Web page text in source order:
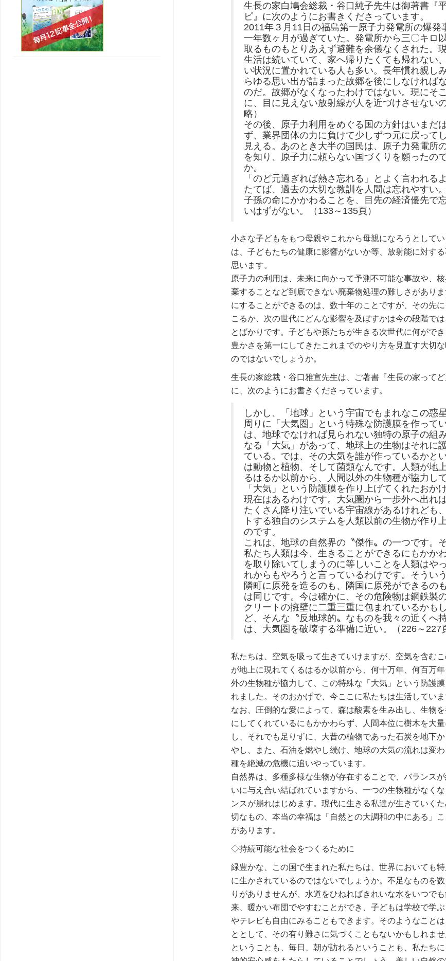
生長の家白鳩会総裁・谷口純子先生は御著書『
ピ』に次のようにお書きくださっています。
2011年３月11日の福島第一原子力発電所の爆発
一年数ヶ月が過ぎていた。発電所から三〇キロ
取るものもとりあえず避難を余儀なくされた。
生活は続いていて、家へ帰りたくても帰れない
い状況に置かれている人も多い。長年慣れ親し
らゆる思い出が詰まった故郷を後にしなければ
のだ。故郷がなくなったわけではない。現にそ
に、目に見えない放射線が人を近づけさせない
略）
その後、原子力利用をめぐる国の方針はいまだ
ず、業界団体の力に負けて少しずつ元に戻って
見える。あのとき大半の国民は、原子力発電所
を知り、原子力に頼らない国づくりを願ったの
か。
「のど元過ぎれば熱さ忘れる」とよく言われる
たてば、過去の大切な教訓を人間は忘れやすい
子孫の命にかかわることを、目先の経済優先で
いはずがない。（133～135頁）
小さな子どもをもつ母親やこれから母親になろうとして
は、子どもたちの健康に影響がないか等、放射能に対す
思います。
原子力の利用は、未来に向かって予測不可能な事故や、
棄することなど到底できない廃棄物処理の難しさがあり
にすることができるのは、数十年のことですが、その先
こるか、次の世代にどんな影響を及ぼすかは今の段階で
とばかりです。子どもや孫たちが生きる次世代に何がで
豊かさを第一にしてきたこれまでのやり方を見直す大切
のではないでしょうか。
生長の家総裁・谷口雅宣先生は、ご著書『生長の家ってど
に、次のようにお書きくださっています。
しかし、「地球」という宇宙でもまれなこの惑
周りに「大気圏」という特殊な防護膜を作って
は、地球でなければ見られない独特の原子の組
なる「大気」があって、地球上の生物はそれに
ている。では、その大気を誰が作っているかと
は動物と植物、そして菌類なんです。人類が地
るはるか以前から、人間以外の生物種が協力し
「大気」という防護膜を作り上げてくれたおか
現在はあるわけです。大気圏から一歩外へ出れ
たくさん降り注いでいる宇宙線があるけれども
トする独自のシステムを人類以前の生物が作り
のです。
これは、地球の自然界の〝傑作〟の一つです。
私たち人類は今、生きることができるにもかか
を取り除いてしまうのに等しいことを人類はや
れからもやろうと言っているわけです。そうい
隣町に原発を造るのも、隣国に原発ができるの
は同じです。今は確かに、その危険物は鋼鉄製
クリートの擁壁に二重三重に包まれているかも
ど、そんな〝反地球的〟なものを我々の近くへ
は、大気圏を破壊する準備に近い。（226～227
私たちは、空気を吸って生きていけますが、空気を含む
が地上に現れてくるはるか以前から、何十万年、何百万
外の生物種が協力して、この特殊な「大気」という防護膜
れました。そのおかげで、今ここに私たちは生活してい
なお、圧倒的な愛によって、森は酸素を生み出し、生物
にしてくれているにもかかわらず、人間本位に樹木を大
し、それでも足りずに、大昔の植物であった石炭を地下
やし、また、石油を燃やし続け、地球の大気の流れは変
種を絶滅の危機に追いやっています。
自然界は、多種多様な生物が存在することで、バランス
いに与え合い結ばれていますから、一つの生物種がなく
ンスが崩れはじめます。現代に生きる私達が生きていく
切なもの、本当の幸福は「自然との大調和の中にある」
があります。
◇持続可能な社会をつくるために
緑豊かな、この国で生まれた私たちは、世界においても
に生かされているのではないでしょうか。不足なものを
りがありませんが、水道をひねればきれいな水をいつで
来、暖かい布団でやすむことができ、子どもは学校で学
やテレビも自由にみることもできます。そのようなこと
ととして、その有り難さに気づくこともないかもしれま
ということも、毎日、朝が訪れるということも、私たち